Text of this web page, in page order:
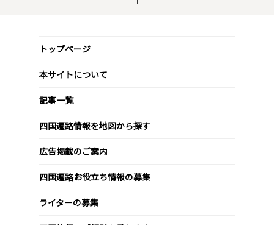
トップページ
本サイトについて
記事一覧
四国遍路情報を地図から探す
広告掲載のご案内
四国遍路お役立ち情報の募集
ライターの募集